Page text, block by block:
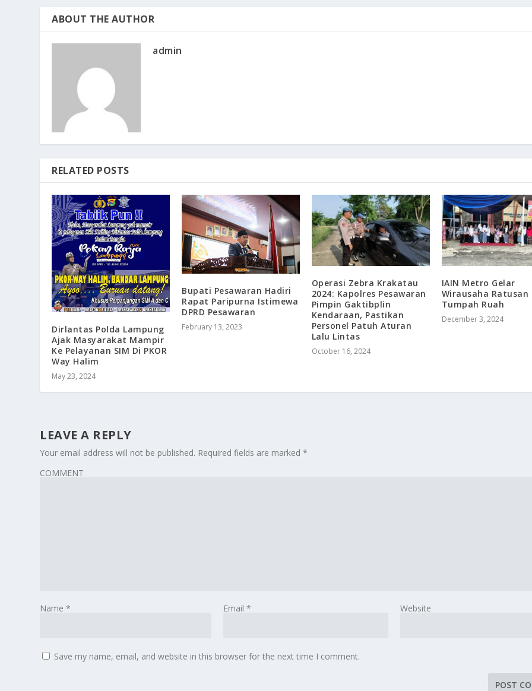
ABOUT THE AUTHOR
admin
RELATED POSTS
Dirlantas Polda Lampung
Ajak Masyarakat Mampir
Ke Pelayanan SIM Di PKOR
Way Halim
May 23, 2024
Bupati Pesawaran Hadiri
Rapat Paripurna Istimewa
DPRD Pesawaran
February 13, 2023
Operasi Zebra Krakatau
2024: Kapolres Pesawaran
Pimpin Gaktibplin
Kendaraan, Pastikan
Personel Patuh Aturan
Lalu Lintas
October 16, 2024
IAIN Metro Gelar
Wirausaha Ratusan
Tumpah Ruah
December 3, 2024
LEAVE A REPLY
Your email address will not be published. Required fields are marked*
COMMENT
Name* Email * Website
Save my name, email, and website in this browser for the next time I comment.